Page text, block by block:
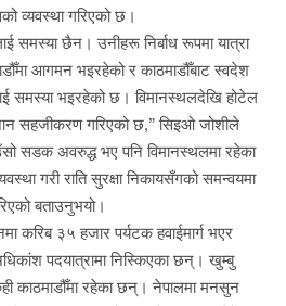
व्यवस्था गरिएको छ।
समस्या छैन। उनीहरू निर्बाध रूपमा यात्रा
आगमन भइरहेको र काठमाडौँबाट स्वदेश
समस्या भइरहेको छ। विमानस्थलदेखि होटेल
सहजीकरण गरिएको छ,” सिइओ जोशीले
सडक अवरुद्ध भए पनि विमानस्थलमा रहेका
गरी राति सुरक्षा निकायसँगको समन्वयमा
बताउनुभयो।
करिब ३५ हजार पर्यटक हवाईमार्ग भएर
पदयात्रामा निस्किएका छन्। खुम्बु
काठमाडौँमा रहेका छन्। नेपालमा मनसुन